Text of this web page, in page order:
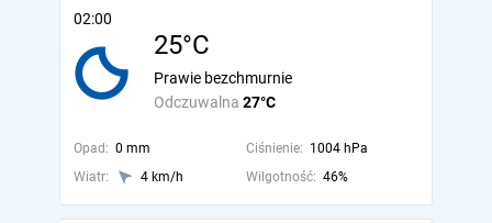
02:00
25°C
Odczuwalna 27°C
Prawie bezchmurnie
Opad: 0 mm Ciśnienie: 1004 hPa
Wiatr:
4 km/h Wilgotność: 46%